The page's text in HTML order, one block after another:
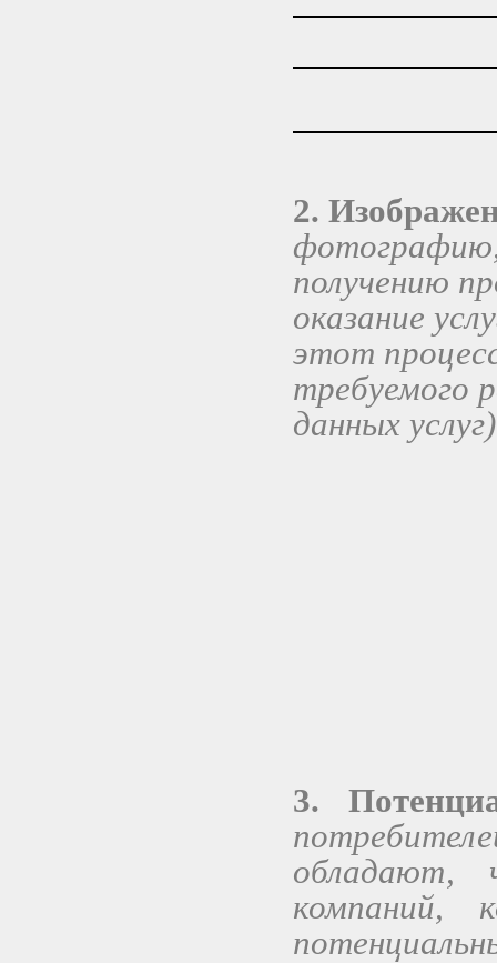
2.
фотографию,
получению
оказание
этот
требуемого
данных
3.
обладают,
компаний,